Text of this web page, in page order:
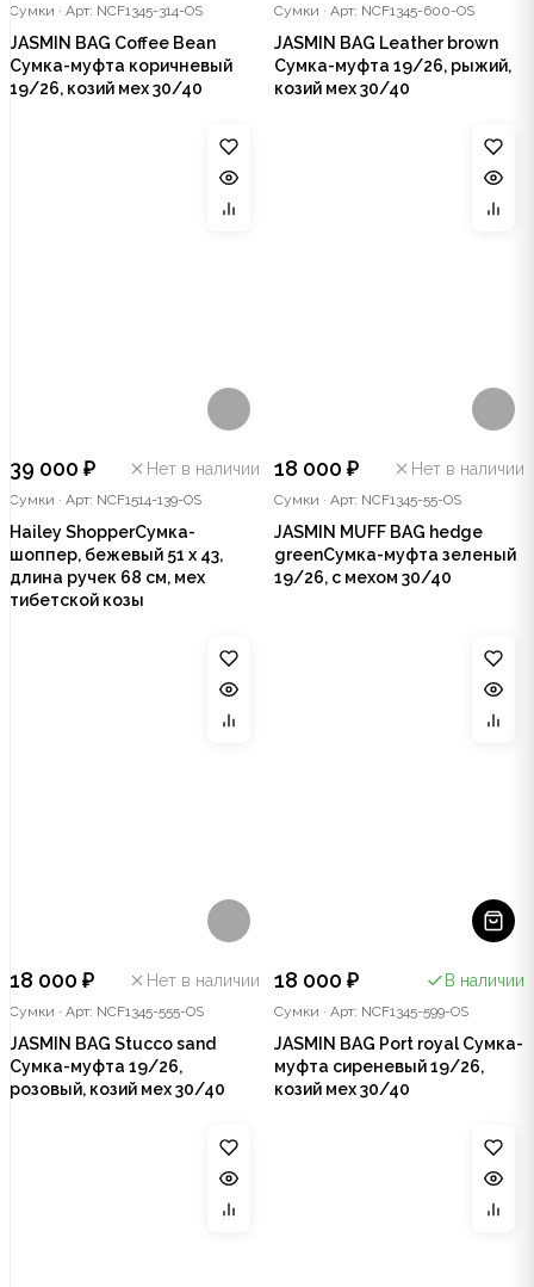
Сумки · Арт: NCF1345-314-OS
JASMIN BAG Coffee Bean
Сумка-муфта коричневый
19/26, козий мех 30/40
Сумки · Арт: NCF1345-600-OS
JASMIN BAG Leather brown
Сумка-муфта 19/26, рыжий,
козий мех 30/40
39 000 ₽ Нет в наличии
Сумки · Арт: NCF1514-139-OS
Hailey ShopperСумка-
шоппер, бежевый 51 x 43,
длина ручек 68 см, мех
тибетской козы
18 000 ₽ Нет в наличии
Сумки · Арт: NCF1345-55-OS
JASMIN MUFF BAG hedge
greenСумка-муфта зеленый
19/26, с мехом 30/40
18 000 ₽ Нет в наличии
Сумки · Арт: NCF1345-555-OS
JASMIN BAG Stucco sand
Сумка-муфта 19/26,
розовый, козий мех 30/40
18 000 ₽ В наличии
Сумки · Арт: NCF1345-599-OS
JASMIN BAG Port royal Сумка-
муфта сиреневый 19/26,
козий мех 30/40